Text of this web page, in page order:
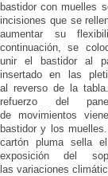
bastidor con muelles
incisiones que se
aumentar su
continuación, se
unir el bastidor al
insertado en las
al reverso de la
refuerzo del
de movimientos
bastidor y los
cartón pluma sella
exposición del
las variaciones